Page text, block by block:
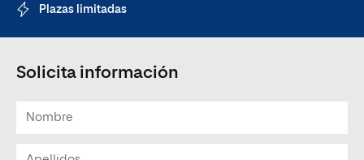
Plazas limitadas
Solicita información